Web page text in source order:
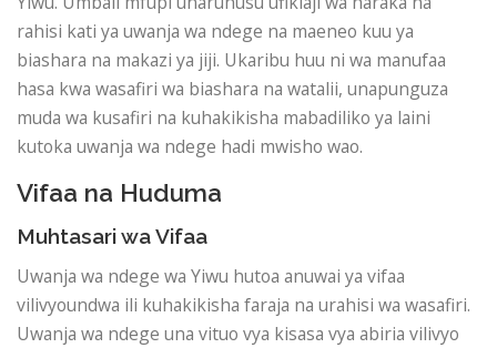
rahisi kati ya uwanja wa ndege na maeneo kuu ya
biashara na makazi ya jiji. Ukaribu huu ni wa manufaa
hasa kwa wasafiri wa biashara na watalii, unapunguza
muda wa kusafiri na kuhakikisha mabadiliko ya laini
kutoka uwanja wa ndege hadi mwisho wao.
Vifaa na Huduma
Muhtasari wa Vifaa
Uwanja wa ndege wa Yiwu hutoa anuwai ya vifaa
vilivyoundwa ili kuhakikisha faraja na urahisi wa wasafiri.
Uwanja wa ndege una vituo vya kisasa vya abiria vilivyo